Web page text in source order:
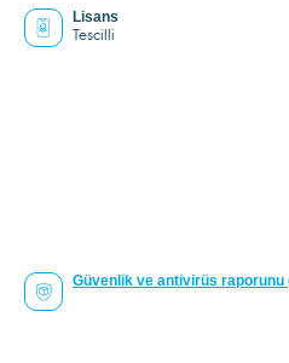
Lisans
Tescilli
Güvenlik ve antivirüs raporunu